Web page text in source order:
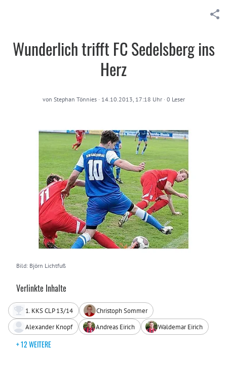
Wunderlich trifft FC Sedelsberg ins
Herz
von Stephan Tönnies· 14.10.2013, 17:18 Uhr· 0 Leser
Bild: Björn Lichtfuß
Verlinkte Inhalte
1. KKS CLP 13/14
Christoph Sommer
Alexander Knopf
Andreas Eirich Waldemar Eirich
+ 12 WEITERE